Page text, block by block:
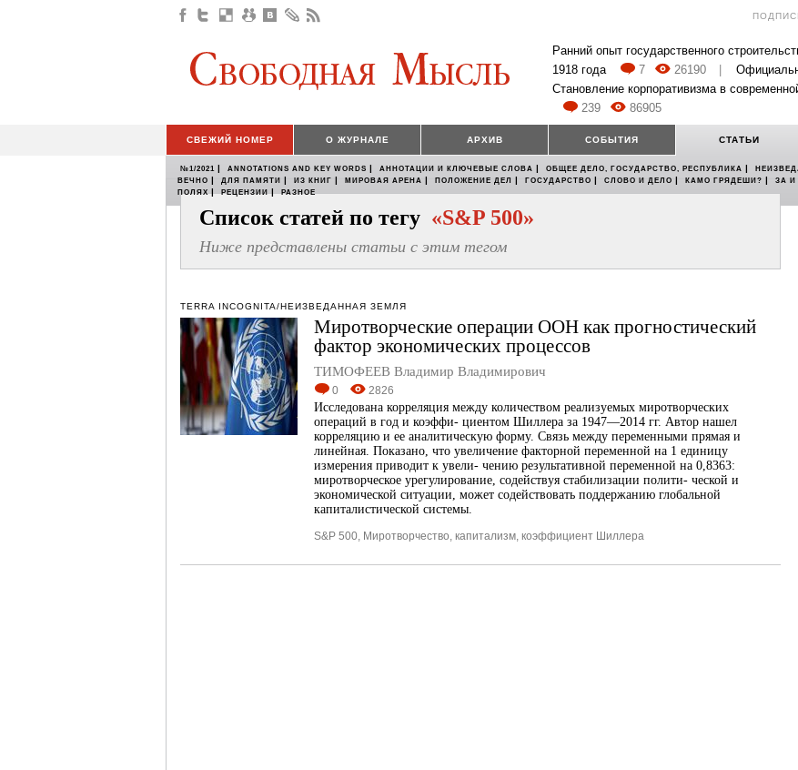
Ранний опыт государственного
1918 года
7 26190
Становление корпоративизма в
239
86905
СВЕЖИЙ НОМЕР О ЖУРНАЛЕ АРХИВ СОБЫТИЯ СТАТЬИ
№1/2021 | ANNOTATIONS AND KEY WORDS | АННОТАЦИИ И КЛЮЧЕВЫЕ СЛОВА | ОБЩЕЕ ДЕЛО, ГОСУДАРСТВО, РЕСПУБЛИКА |
ВЕЧНО | ДЛЯ ПАМЯТИ | ИЗ КНИГ | МИРОВАЯ АРЕНА | ПОЛОЖЕНИЕ ДЕЛ | ГОСУДАРСТВО | СЛОВО И ДЕЛО | КАМО ГРЯДЕШИ? | ЗА И
ПОЛЯХ | РЕЦЕНЗИИ | РАЗНОЕ
Список статей по тегу «S&P 500»
Ниже представлены статьи с этим тегом
TERRA INCOGNITA/НЕИЗВЕДАННАЯ ЗЕМЛЯ
Миротворческие операции ООН как прогностический
фактор экономических процессов
ТИМОФЕЕВ Владимир Владимирович
0 2826
Исследована корреляция между количеством реализуемых миротворческих
операций в год и коэффи- циентом Шиллера за 1947—2014 гг. Автор нашел
корреляцию и ее аналитическую форму. Связь между переменными прямая и
линейная. Показано, что увеличение факторной переменной на 1 единицу
измерения приводит к увели- чению результативной переменной на 0,8363:
миротворческое урегулирование, содействуя стабилизации полити- ческой и
экономической ситуации, может содействовать поддержанию глобальной
капиталистической системы.
S&P 500, Миротворчество, капитализм, коэффициент Шиллера